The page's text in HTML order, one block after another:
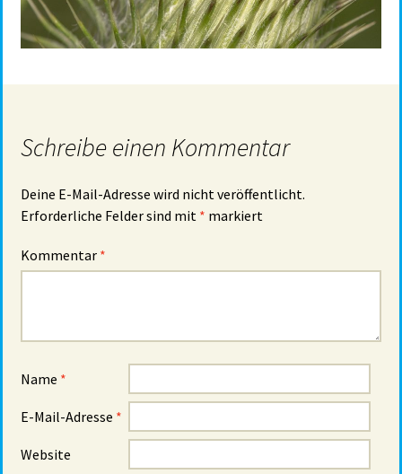
Schreibe einen Kommentar
Deine E-Mail-Adresse wird nicht veröffentlicht.
Erforderliche Felder sind mit * markiert
Kommentar *
Name *
E-Mail-Adresse *
Website